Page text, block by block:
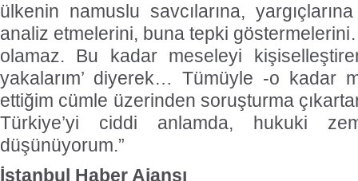
ülkenin namuslu savcılarına,
analiz etmelerini, buna tepki
olamaz. Bu kadar meseleyi
yakalarım’ diyerek… Tümüyle -o kadar
ettiğim cümle üzerinden soruşturma
Türkiye’yi ciddi anlamda, hukuki
düşünüyorum.”
İstanbul Haber Ajansı